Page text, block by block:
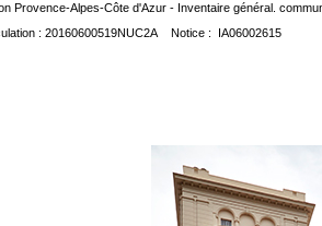
Provence-Alpes-Côte d'Azur - Inventaire général.
: 20160600519NUC2A Notice : IA06002615